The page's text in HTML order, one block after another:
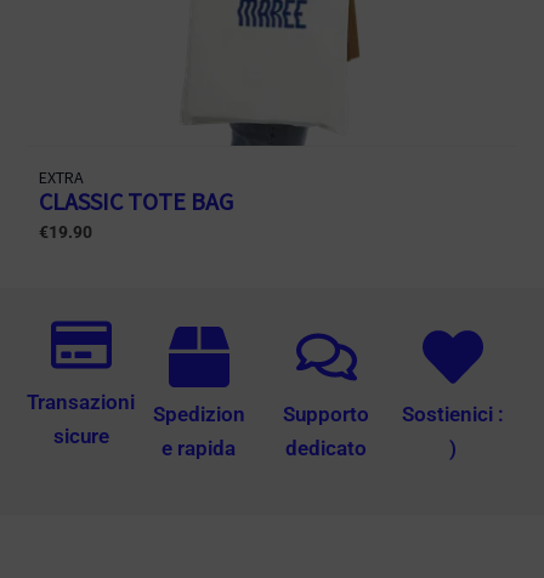
EXTRA
CLASSIC TOTE BAG
€19.90
Transazioni
sicure
Spedizion
e rapida
Supporto
dedicato
Sostienici :
)